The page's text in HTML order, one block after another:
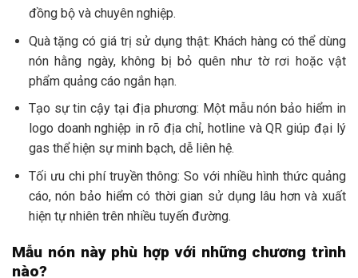
đồng bộ và chuyên nghiệp.
Quà tặng có giá trị sử dụng thật: Khách hàng có thể dùng
nón hằng ngày, không bị bỏ quên như tờ rơi hoặc vật
phẩm quảng cáo ngắn hạn.
Tạo sự tin cậy tại địa phương: Một mẫu nón bảo hiểm in
logo doanh nghiệp in rõ địa chỉ, hotline và QR giúp đại lý
gas thể hiện sự minh bạch, dễ liên hệ.
Tối ưu chi phí truyền thông: So với nhiều hình thức quảng
cáo, nón bảo hiểm có thời gian sử dụng lâu hơn và xuất
hiện tự nhiên trên nhiều tuyến đường.
Mẫu nón này phù hợp với những chương trình
nào?